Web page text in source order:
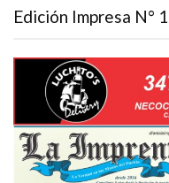
Edición Impresa N°